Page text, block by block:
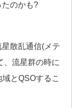
のかも?
散乱通信(メテ
、流星群の時に
とQSOするこ